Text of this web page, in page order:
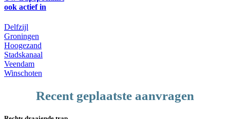
ook actief in
Delfzijl
Groningen
Hoogezand
Stadskanaal
Veendam
Winschoten
Recent geplaatste aanvragen